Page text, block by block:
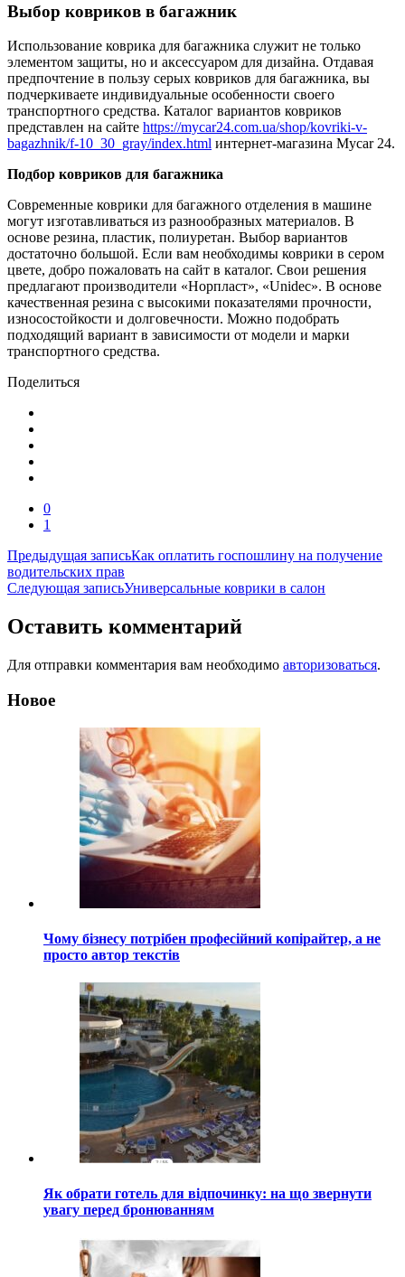
Выбор ковриков в багажник
Использование коврика для багажника служит не только
элементом защиты, но и аксессуаром для дизайна. Отдавая
предпочтение в пользу серых ковриков для багажника, вы
подчеркиваете индивидуальные особенности своего
транспортного средства. Каталог вариантов ковриков
представлен на сайте https://mycar24.com.ua/shop/kovriki-v-
bagazhnik/f-10_30_gray/index.html интернет-магазина Mycar 24.
Подбор ковриков для багажника
Современные коврики для багажного отделения в машине
могут изготавливаться из разнообразных материалов. В
основе резина, пластик, полиуретан. Выбор вариантов
достаточно большой. Если вам необходимы коврики в сером
цвете, добро пожаловать на сайт в каталог. Свои решения
предлагают производители «Норпласт», «Unidec». В основе
качественная резина с высокими показателями прочности,
износостойкости и долговечности. Можно подобрать
подходящий вариант в зависимости от модели и марки
транспортного средства.
Поделиться
0
1
Навигация
по
Предыдущая записьКак оплатить госпошлину на получение
водительских прав
Следующая записьУниверсальные коврики в салон
Оставить комментарий
Для отправки комментария вам необходимо авторизоваться.
Новое
Чому бізнесу потрібен професійний копірайтер, а не
просто автор текстів
Як обрати готель для відпочинку: на що звернути
увагу перед бронюванням